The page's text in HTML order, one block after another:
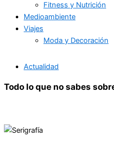
Fitness y Nutrición
Medioambiente
Viajes
Moda y Decoración
Actualidad
Todo lo que no sabes